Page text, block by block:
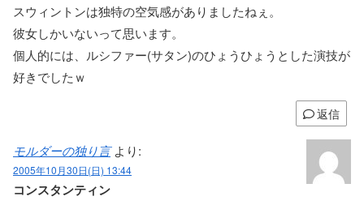
スウィントンは独特の空気感がありましたねぇ。
彼女しかいないって思います。
個人的には、ルシファー(サタン)のひょうひょうとした演技が
好きでしたｗ
返信
モルダーの独り言 より:
2005年10月30日(日) 13:44
コンスタンティン